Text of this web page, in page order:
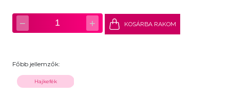
− 1 + KOSÁRBA RAKOM
Főbb jellemzők:
Hajkefék